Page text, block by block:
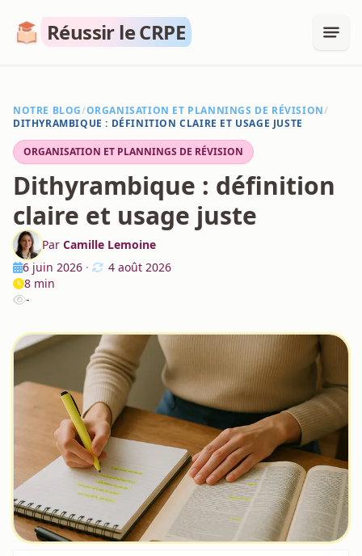
Réussir le CRPE
NOTRE BLOG/ORGANISATION ET PLANNINGS DE RÉVISION/
DITHYRAMBIQUE : DÉFINITION CLAIRE ET USAGE JUSTE
ORGANISATION ET PLANNINGS DE RÉVISION
Dithyrambique : définition
claire et usage juste
Par Camille Lemoine
6 juin 2026 ·
4 août 2026
8 min
-